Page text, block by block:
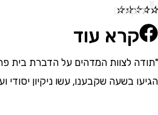
☆
☆
☆
קרא עוד
לצוות המדהים על הדברת בית
בשעה שקבענו, עשו ניקיון יסודי
הקודם
הבא